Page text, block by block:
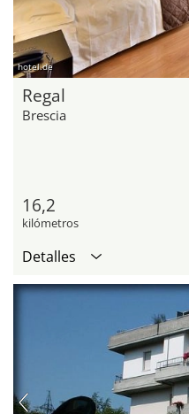
hotel.de
Regal
Brescia
16,2
kilómetros
Detalles